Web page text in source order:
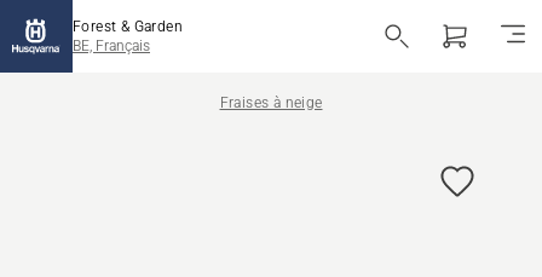
Forest & Garden
BE, Français
Fraises à neige